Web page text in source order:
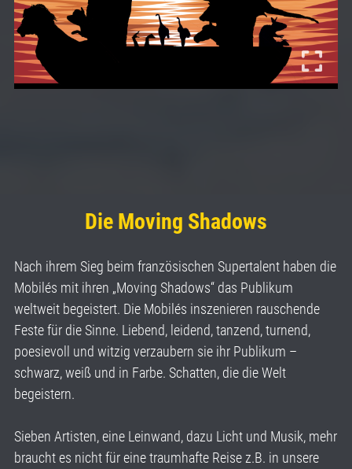
Die Moving Shadows
Nach ihrem Sieg beim französischen Supertalent haben die
Mobilés mit ihren „Moving Shadows“ das Publikum
weltweit begeistert. Die Mobilés inszenieren rauschende
Feste für die Sinne. Liebend, leidend, tanzend, turnend,
poesievoll und witzig verzaubern sie ihr Publikum –
schwarz, weiß und in Farbe. Schatten, die die Welt
begeistern.
Sieben Artisten, eine Leinwand, dazu Licht und Musik, mehr
braucht es nicht für eine traumhafte Reise z.B. in unsere